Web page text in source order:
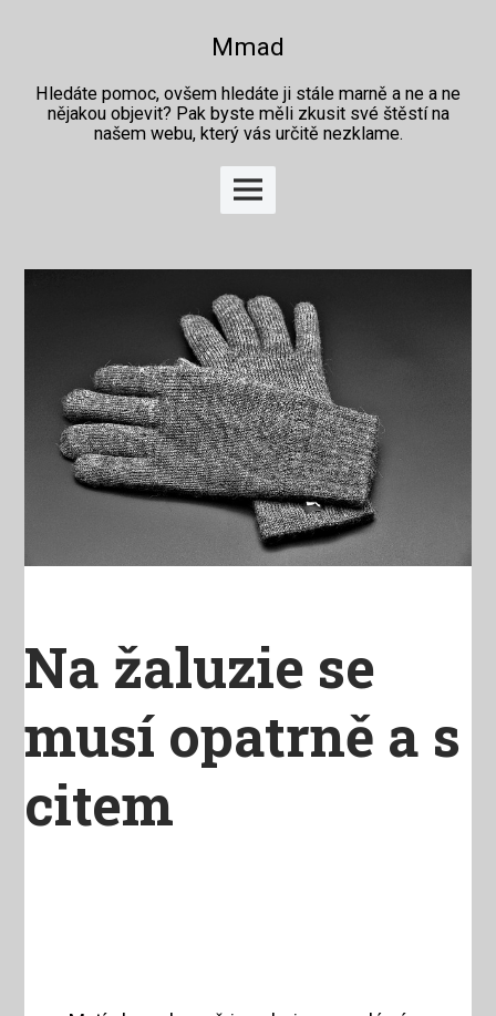
Mmad
Hledáte pomoc, ovšem hledáte ji stále marně a ne a ne
nějakou objevit? Pak byste měli zkusit své štěstí na
našem webu, který vás určitě nezklame.
Main
Menu
Na žaluzie se
musí opatrně a s
citem